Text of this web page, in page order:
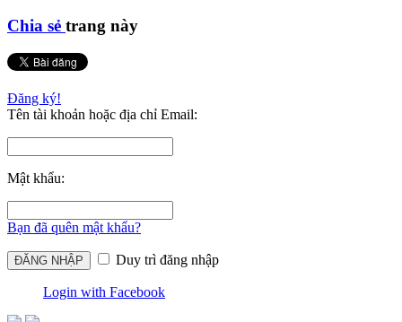
Chia sẻ trang này
Đăng ký!
Tên tài khoản hoặc địa chỉ Email:
Mật khẩu:
Bạn đã quên mật khẩu?
Duy trì đăng nhập
Login with Facebook